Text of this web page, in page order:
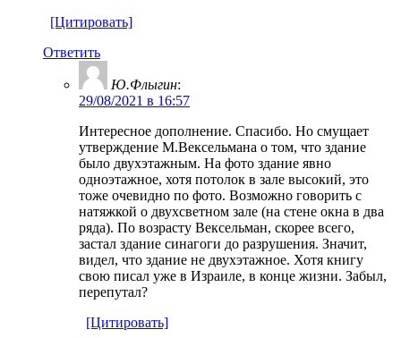
[Цитировать]
Ответить
Ю.Флыгин:
29/08/2021 в 16:57
Интересное дополнение. Спасибо. Но смущает
утверждение М.Вексельмана о том, что здание
было двухэтажным. На фото здание явно
одноэтажное, хотя потолок в зале высокий, это
тоже очевидно по фото. Возможно говорить с
натяжкой о двухсветном зале (на стене окна в два
ряда). По возрасту Вексельман, скорее всего,
застал здание синагоги до разрушения. Значит,
видел, что здание не двухэтажное. Хотя книгу
свою писал уже в Израиле, в конце жизни. Забыл,
перепутал?
[Цитировать]